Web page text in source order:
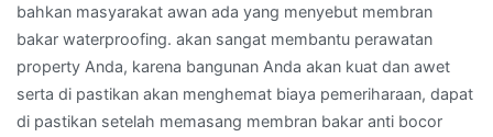
bahkan masyarakat awan ada yang menyebut membran
bakar waterproofing. akan sangat membantu perawatan
property Anda, karena bangunan Anda akan kuat dan awet
serta di pastikan akan menghemat biaya pemeriharaan, dapat
di pastikan setelah memasang membran bakar anti bocor